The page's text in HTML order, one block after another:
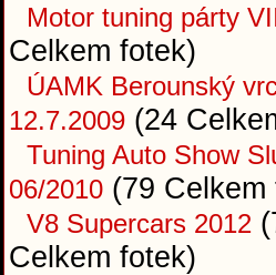
Motor tuning párty
Celkem fotek)
ÚAMK Berounský
12.7.2009 (24
Tuning Auto Show
06/2010 (79 Celkem
V8 Supercars 2012
Celkem fotek)